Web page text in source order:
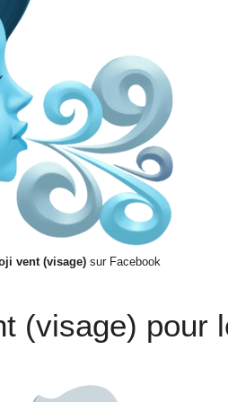
vent (visage) sur Facebook
(visage) pour